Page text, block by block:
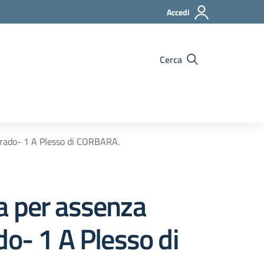
Accedi
Cerca
1 A Plesso di CORBARA.
per assenza
1 A Plesso di